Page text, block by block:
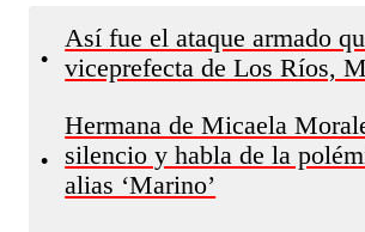
•
Así fue el ataque armado
viceprefecta de Los Ríos,
•
Hermana de Micaela
silencio y habla de la
alias ‘Marino’